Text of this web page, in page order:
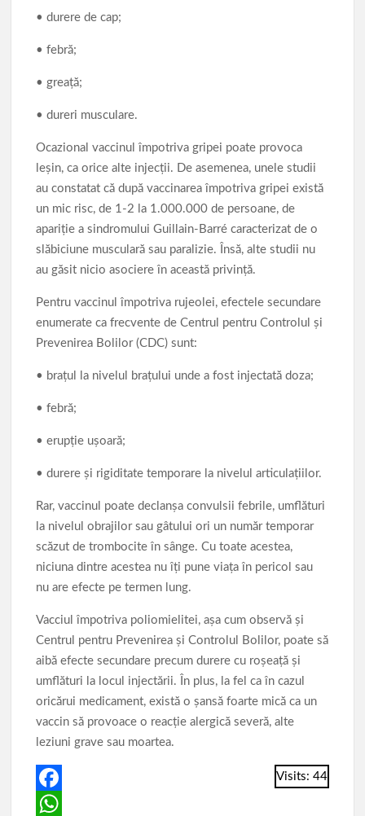
• durere de cap;
• febră;
• greaţă;
• dureri musculare.
Ocazional vaccinul împotriva gripei poate provoca
leșin, ca orice alte injecții. De asemenea, unele studii
au constatat că după vaccinarea împotriva gripei există
un mic risc, de 1-2 la 1.000.000 de persoane, de
apariție a sindromului Guillain-Barré caracterizat de o
slăbiciune musculară sau paralizie. Însă, alte studii nu
au găsit nicio asociere în această privință.
Pentru vaccinul împotriva rujeolei, efectele secundare
enumerate ca frecvente de Centrul pentru Controlul și
Prevenirea Bolilor (CDC) sunt:
• brațul la nivelul brațului unde a fost injectată doza;
• febră;
• erupție ușoară;
• durere și rigiditate temporare la nivelul articulațiilor.
Rar, vaccinul poate declanșa convulsii febrile, umflături
la nivelul obrajilor sau gâtului ori un număr temporar
scăzut de trombocite în sânge. Cu toate acestea,
niciuna dintre acestea nu îți pune viața în pericol sau
nu are efecte pe termen lung.
Vacciul împotriva poliomielitei, așa cum observă și
Centrul pentru Prevenirea și Controlul Bolilor, poate să
aibă efecte secundare precum durere cu roșeață și
umflături la locul injectării. În plus, la fel ca în cazul
oricărui medicament, există o șansă foarte mică ca un
vaccin să provoace o reacție alergică severă, alte
leziuni grave sau moartea.
Visits: 44
F